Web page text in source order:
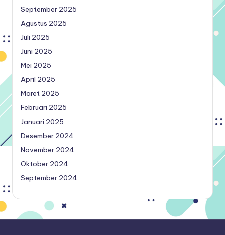
September 2025
Agustus 2025
Juli 2025
Juni 2025
Mei 2025
April 2025
Maret 2025
Februari 2025
Januari 2025
Desember 2024
November 2024
Oktober 2024
September 2024